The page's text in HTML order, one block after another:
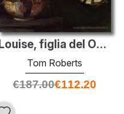
Louise, figlia del On. L. Smith I.
Tom Roberts
€187.00€112.20